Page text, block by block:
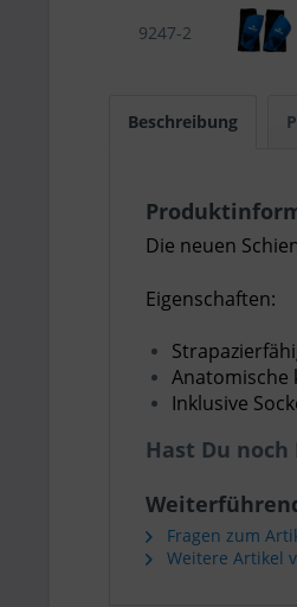
9247-2
Beschreibung
Die neuen
Eigenschaften:
Anatomische
Inklusive
Hast Du
Fragen zum
Weitere Artikel